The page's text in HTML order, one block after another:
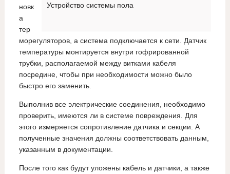
Устройство системы пола
новк
а
тер
морегуляторов, а система подключается к сети. Датчик
температуры монтируется внутри гофрированной
трубки, располагаемой между витками кабеля
посредине, чтобы при необходимости можно было
быстро его заменить.
Выполнив все электрические соединения, необходимо
проверить, имеются ли в системе повреждения. Для
этого измеряется сопротивление датчика и секции. А
полученные значения должны соответствовать данным,
указанным в документации.
После того как будут уложены кабель и датчики, а также